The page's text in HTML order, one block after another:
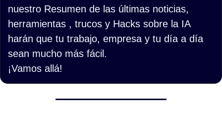
nuestro Resumen de las últimas noticias,
herramientas , trucos y Hacks sobre la IA
harán que tu trabajo, empresa y tu día a día
sean mucho más fácil.
¡Vamos allá!